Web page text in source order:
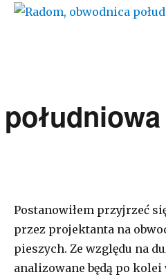
Postanowiłem przyjrzeć
przez projektanta na
pieszych. Ze względu na
analizowane będą po